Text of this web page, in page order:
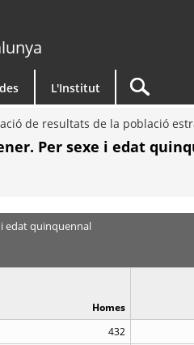
L'Institut
de resultats de la població
Per sexe i edat
i edat quinquennal
Homes
432